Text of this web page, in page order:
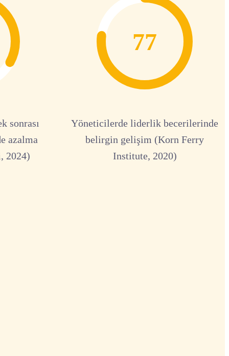
sonrası
azalma
2024)
77
Yöneticilerde liderlik becerilerinde
belirgin gelişim (Korn Ferry
Institute, 2020)